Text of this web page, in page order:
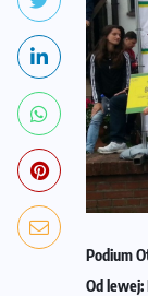
Podium
Od lewej: